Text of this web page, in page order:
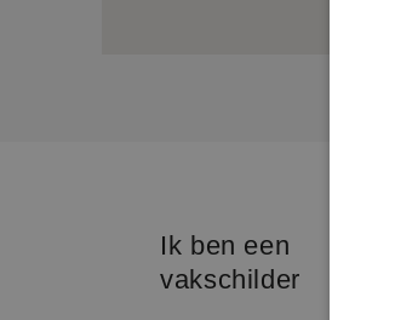
Ik ben een
vakschilder